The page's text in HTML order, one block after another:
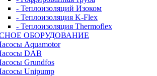
- Теплоизоляций Изоком
- Теплоизоляция K-Flex
- Теплоизоляция Thermoflex
ОБОРУДОВАНИЕ
Aquamotor
DAB
Grundfos
Unipump